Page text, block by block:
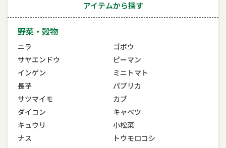
アイテムから探す
野菜・穀物
ニラ
ゴボウ
サヤエンドウ
ピーマン
インゲン
ミニトマト
長芋
パプリカ
サツマイモ
カブ
ダイコン
キャベツ
キュウリ
小松菜
ナス
トウモロコシ